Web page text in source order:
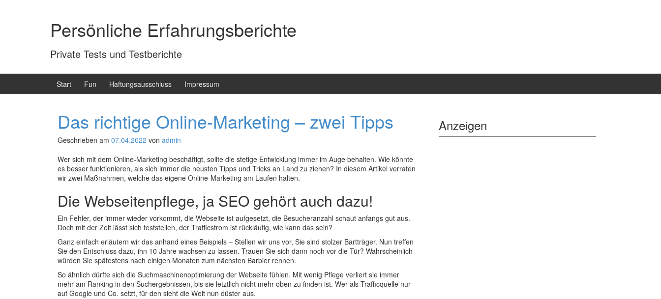
Persönliche Erfahrungsberichte
Private Tests und Testberichte
Start Fun Haftungsausschluss Impressum
Das richtige Online-Marketing – zwei Tipps
Geschrieben am 07.04.2022 von admin
Wer sich mit dem Online-Marketing beschäftigt, sollte die stetige Entwicklung immer im Auge behalten. Wie könnte
es besser funktionieren, als sich immer die neusten Tipps und Tricks an Land zu ziehen? In diesem Artikel verraten
wir zwei Maßnahmen, welche das eigene Online-Marketing am Laufen halten.
Die Webseitenpflege, ja SEO gehört auch dazu!
Ein Fehler, der immer wieder vorkommt, die Webseite ist aufgesetzt, die Besucheranzahl schaut anfangs gut aus.
Doch mit der Zeit lässt sich feststellen, der Trafficstrom ist rückläufig, wie kann das sein?
Ganz einfach erläutern wir das anhand eines Beispiels – Stellen wir uns vor, Sie sind stolzer Bartträger. Nun treffen
Sie den Entschluss dazu, ihn 10 Jahre wachsen zu lassen. Trauen Sie sich dann noch vor die Tür? Wahrscheinlich
würden Sie spätestens nach einigen Monaten zum nächsten Barbier rennen.
So ähnlich dürfte sich die Suchmaschinenoptimierung der Webseite fühlen. Mit wenig Pflege verliert sie immer
mehr am Ranking in den Suchergebnissen, bis sie letztlich nicht mehr oben zu finden ist. Wer als Trafficquelle nur
auf Google und Co. setzt, für den sieht die Welt nun düster aus.
Anzeigen